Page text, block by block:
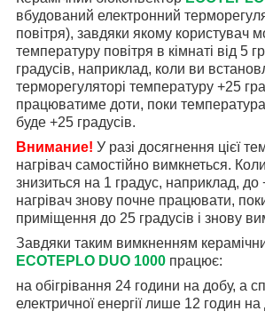
вбудований електронний
повітря), завдяки якому користувач
температуру повітря в кімнаті від 5
градусів, наприклад, коли ви
терморегуляторі температуру +25
працюватиме доти, поки
буде +25 градусів.
Внимание! У разі досягнення цієї
нагрівач самостійно вимкнеться.
знизиться на 1 градус, наприклад,
нагрівач знову почне працювати,
приміщення до 25 градусів і знову
Завдяки таким вимкненням
ECOTEPLO DUO 1000 працює:
на обігрівання 24 години на добу, а
електричної енергії лише 12 годин на